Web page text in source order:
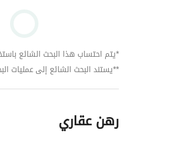
*يتم احتساب هذا البحث الشائع
**يستند البحث الشائع إلى عمليات
رهن عقاري